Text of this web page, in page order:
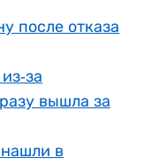
после отказа
за
вышла за
в